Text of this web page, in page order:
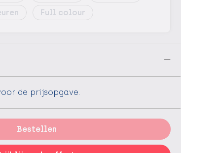
Full colour
de prijsopgave.
Bestellen